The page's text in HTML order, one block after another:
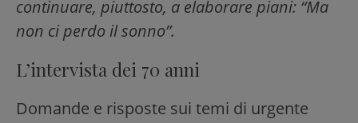
continuare, piuttosto, a elaborare piani: “Ma
non ci perdo il sonno”.
L’intervista dei 70 anni
Domande e risposte sui temi di urgente